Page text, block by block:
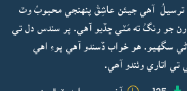
ترسيلُ آهي جيئن عاشِقُ پنهنجي محبوبُ وٽ
جو رنگُ ته مَٽي ڇڏيو آهي. پر سندس دل تي
سگهيو. هو خواب ڏسندو آهي پوءِ اهي
اتاري وٺندو آھي.
125 آخري ڀيرو اپڊيٽ ٿيو: